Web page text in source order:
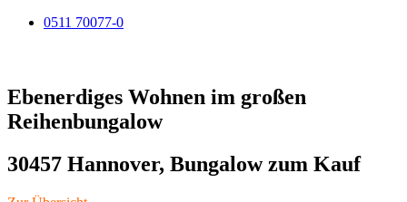
0511 70077-0
Ebenerdiges Wohnen im großen
Reihenbungalow
30457 Hannover, Bungalow zum Kauf